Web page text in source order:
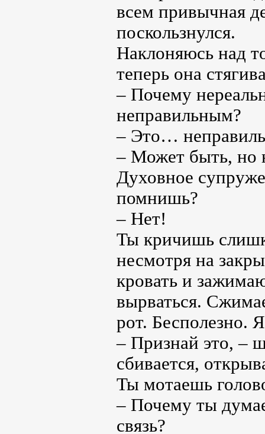
всем привычная
поскользнулся.
Наклоняюсь над
теперь она
– Почему
неправильным?
– Это…
– Может быть, но
Духовное
помнишь?
– Нет!
Ты кричишь
несмотря на
кровать и
вырваться.
рот. Бесполезно.
– Признай это, –
сбивается,
Ты мотаешь
– Почему ты
связь?